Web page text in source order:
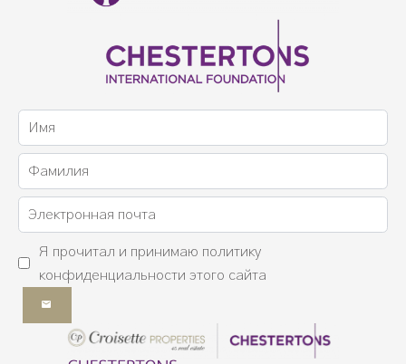
Я прочитал и принимаю политику
конфиденциальности этого сайта